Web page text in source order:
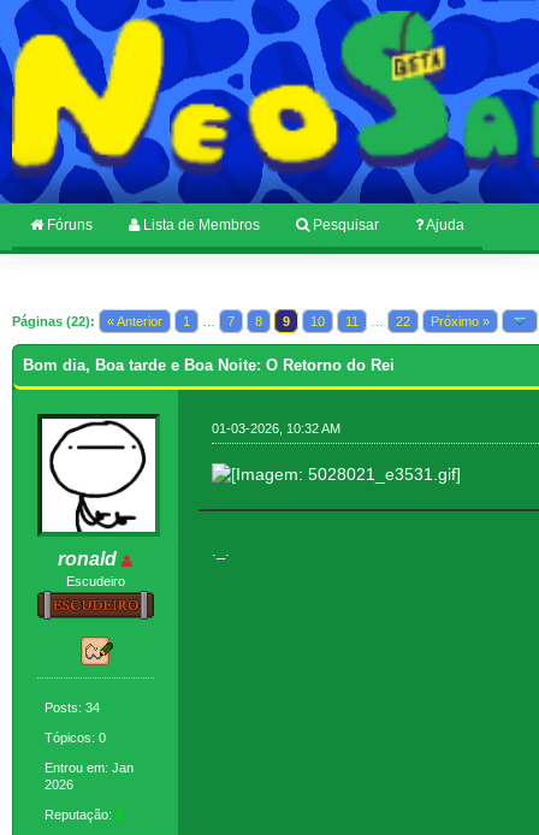
Fóruns Lista de Membros Pesquisar Ajuda
Páginas (22): « Anterior 1 7 8 9 10 11 22 Próximo »
Bom dia, Boa tarde e Boa Noite: O Retorno do Rei
ronald
Escudeiro
Posts: 34
Tópicos: 0
Entrou em: Jan
2026
Reputação: 2
01-03-2026, 10:32 AM
._.